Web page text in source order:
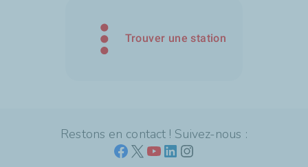
Trouver une station
Restons en contact ! Suivez-nous :